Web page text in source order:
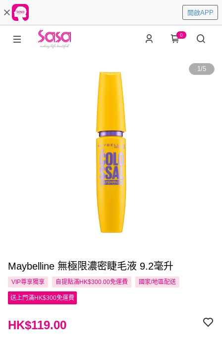
開啟APP
0
1/5
Maybelline 無極限濃密睫毛液 9.2毫升
VIP尊享獨享 自提點滿HK$300.00免運費 國家/地區配送
送上門滿HK$300免運費
HK$119.00